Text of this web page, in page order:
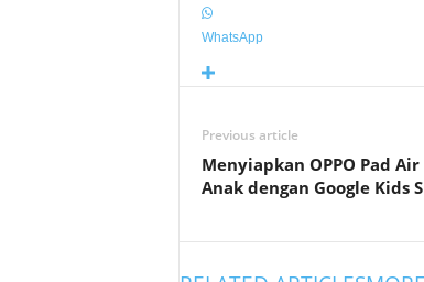
WhatsApp
Previous article
Menyiapkan OPPO Pad
Anak dengan Google Kids